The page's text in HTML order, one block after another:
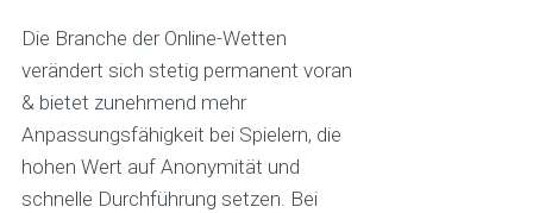
Die Branche der Online-Wetten
verändert sich stetig permanent voran
& bietet zunehmend mehr
Anpassungsfähigkeit bei Spielern, die
hohen Wert auf Anonymität und
schnelle Durchführung setzen. Bei